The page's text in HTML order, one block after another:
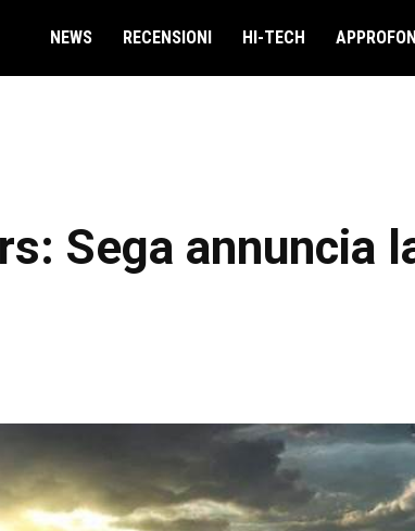
NEWS RECENSIONI HI-TECH
Sega annuncia